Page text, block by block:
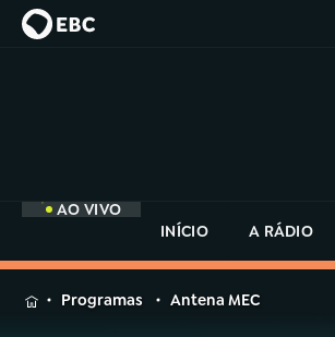
AO VIVO
INÍCIO
A RÁDIO
MENUProgramas Antena MEC